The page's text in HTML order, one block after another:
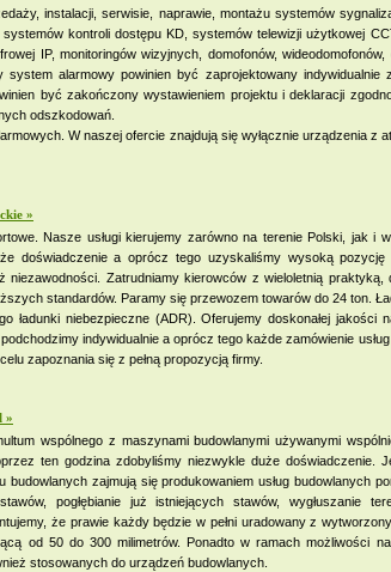
instalacji, serwisie, naprawie, montażu systemów
kontroli dostępu KD, systemów telewizji użytkowej
IP, monitoringów wizyjnych, domofonów, wideodomofonów,
system alarmowy powinien być zaprojektowany
być zakończony wystawieniem projektu i deklaracji
odszkodowań.
W naszej ofercie znajdują się wyłącznie urządzenia z
»
Nasze usługi kierujemy zarówno na terenie Polski, jak i
doświadczenie a oprócz tego uzyskaliśmy wysoką
niezawodności. Zatrudniamy kierowców z wieloletnią
standardów. Paramy się przewozem towarów do 24 ton.
ładunki niebezpieczne (ADR). Oferujemy doskonałej jakości
indywidualnie a oprócz tego każde zamówienie
zapoznania się z pełną propozycją firmy.
»
wspólnego z maszynami budowlanymi używanymi
ten godzina zdobyliśmy niezwykle duże doświadczenie.
zajmują się produkowaniem usług budowlanych
pogłębianie już istniejących stawów, wygłuszanie
że prawie każdy będzie w pełni uradowany z
od 50 do 300 milimetrów. Ponadto w ramach możliwości
stosowanych do urządzeń budowlanych.